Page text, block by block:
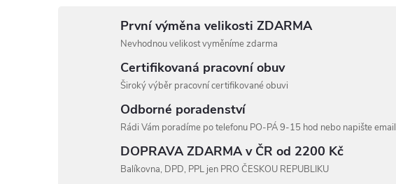
První výměna velikosti ZDARMA
Nevhodnou velikost vyměníme zdarma
Certifikovaná pracovní obuv
Široký výběr pracovní certifikované obuvi
Odborné poradenství
Rádi Vám poradíme po telefonu PO-PÁ 9-15 hod nebo napište email
DOPRAVA ZDARMA v ČR od 2200 Kč
Balíkovna, DPD, PPL jen PRO ČESKOU REPUBLIKU